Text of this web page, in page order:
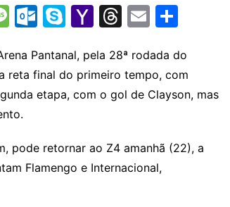
M
s
s
a
e
O
lo
o
k.
o
m
S
y
p
e
Y
h
o
o
ai
l
T
e
a
d
E
ai
l
ar
e
Pantanal, pela 28ª rodada do
reta final do primeiro tempo, com
etapa, com o gol de Clayson, mas
pode retornar ao Z4 amanhã (22), a
Flamengo e Internacional,